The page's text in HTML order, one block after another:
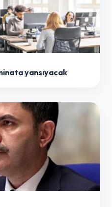
yansıyacak